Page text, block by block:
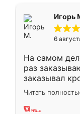
Игорь
6
На самом
раз
заказывал
ребёнка при
заказал
хорошее
Читать